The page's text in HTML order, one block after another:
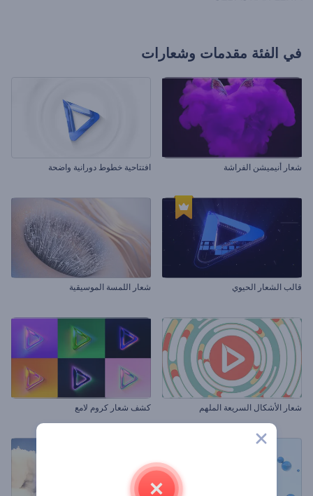
في الفئة مقدمات وشعارات
شعار أنيميشن الفراشة افتتاحية خطوط دورانية واضحة
قالب الشعار الحيوي شعار اللمسة الموسيقية
شعار الأشكال السريعة الملهم كشف شعار كروم لامع